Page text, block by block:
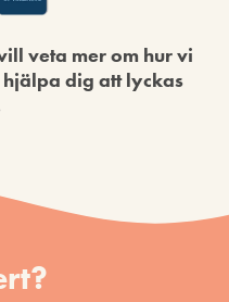
veta mer om hur vi
dig att lyckas